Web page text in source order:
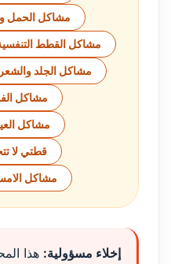
مشاكل الحمل
مشاكل القطط
مشاكل الجلد والشعر
مشاكل
مشاكل
قطتي لا
مشاكل
إخلاء مسؤولية: هذا